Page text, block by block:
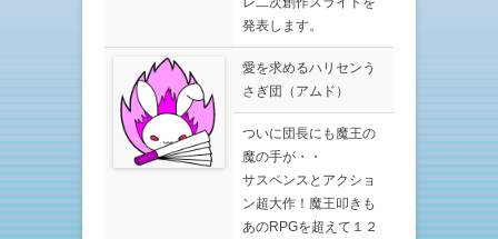
発表します。
愛を求めるハリセンう
さぎ団（アムド）
ついに団長にも魔王の
魔の手が・・
サスペンスとアクショ
ン超大作！魔王叩きも
あのRPGを超えて１２